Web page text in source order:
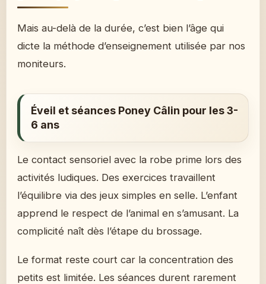
Mais au-delà de la durée, c’est bien l’âge qui
dicte la méthode d’enseignement utilisée par nos
moniteurs.
Éveil et séances Poney Câlin pour les 3-
6 ans
Le contact sensoriel avec la robe prime lors des
activités ludiques. Des exercices travaillent
l’équilibre via des jeux simples en selle. L’enfant
apprend le respect de l’animal en s’amusant. La
complicité naît dès l’étape du brossage.
Le format reste court car la concentration des
petits est limitée. Les séances durent rarement